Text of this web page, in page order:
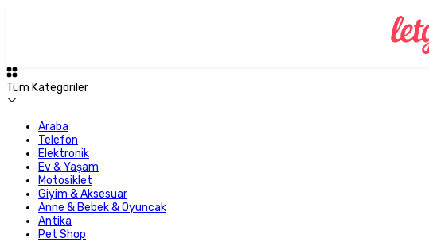
Tüm Kategoriler
Araba
Telefon
Elektronik
Ev & Yaşam
Motosiklet
Giyim & Aksesuar
Anne & Bebek & Oyuncak
Antika
Pet Shop